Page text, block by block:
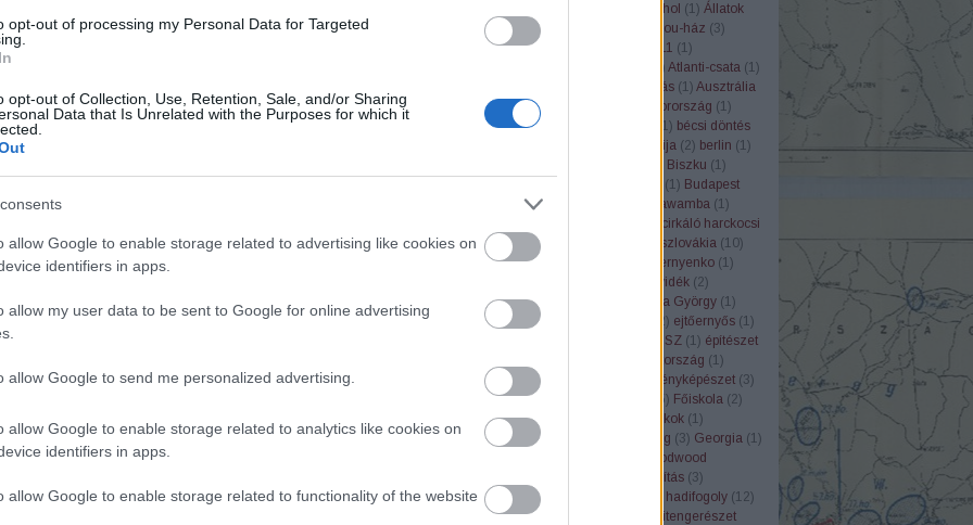
opt-out of processing my Personal Data for Targeted
opt-out of Collection, Use, Retention, Sale, and/or Sharing
Data that Is Unrelated with the Purposes for which it
allow Google to enable storage related to advertising like cookies on
identifiers in apps.
allow my user data to be sent to Google for online advertising
allow Google to send me personalized advertising.
allow Google to enable storage related to analytics like cookies on
identifiers in apps.
allow Google to enable storage related to functionality of the website
alkohol (1) Állatok
Amerikai Egyesült Államok anjou-ház (3)
anonymus (1)Antall József Apollo 11 (1)
) Atlanti-csata (1)
atrocitás (1) Ausztrália
Ausztria 3) avarok Bajorország (1)
2) bányászat 1) bécsi döntés
Berija (2) berlin (1)
Biszku (1)
(1) Budapest
12) Cenzúra Chumbawamba (1)
cirkáló harckocsi
(1) Családtörténet Csehszlovákia (10)
Cseh királyság (1 Csernyenko (1)
Délvidék (2)
diplomácia (11) Don-kanyar Dózsa György (1)
) egészségügy 2) ejtőernyős (1)
ENSZ (1) építészet
Észtország (1)
2 Eva Braun fényképészet (3)
Fidel Castro (2) film 5) Főiskola (2)
forradalom (24) Franciaország frankok (1)
függetlenség
Gagarin Gazdaság (3) Georgia (1)
Goodwood
gyarmatosítás (3)
gyilkosság
5 háború hadifogoly (12)
Hadikölcsön (2) haditechnika
haditengerészet